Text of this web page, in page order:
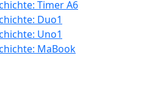
Timer A6
Duo1
Uno1
MaBook